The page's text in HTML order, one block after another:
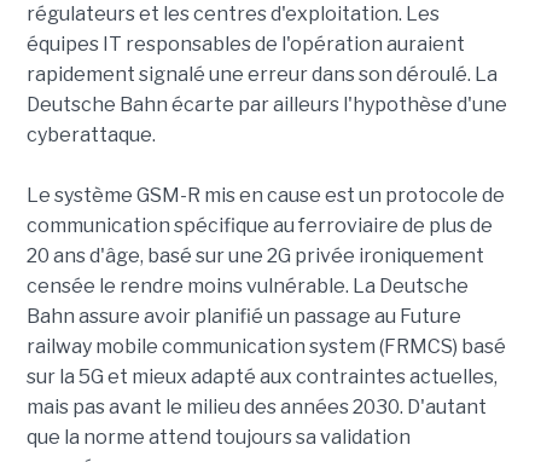
régulateurs et les centres d'exploitation. Les
équipes IT responsables de l'opération auraient
rapidement signalé une erreur dans son déroulé. La
Deutsche Bahn écarte par ailleurs l'hypothèse d'une
cyberattaque.
Le système GSM-R mis en cause est un protocole de
communication spécifique au ferroviaire de plus de
20 ans d'âge, basé sur une 2G privée ironiquement
censée le rendre moins vulnérable. La Deutsche
Bahn assure avoir planifié un passage au Future
railway mobile communication system (FRMCS) basé
sur la 5G et mieux adapté aux contraintes actuelles,
mais pas avant le milieu des années 2030. D'autant
que la norme attend toujours sa validation